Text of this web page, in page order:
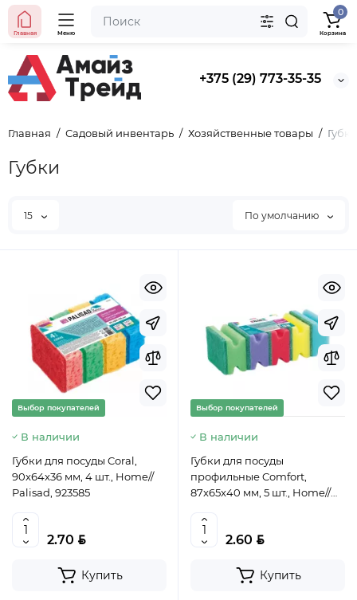
+375 (29) 773-35-35
Главная Меню
0
Корзина
Главная Садовый инвентарь Хозяйственные товары Губки
5.50
Губки
15 По умолчанию
Выбор покупателей
В наличии
Губки для посуды Coral,
90x64x36 мм, 4 шт., Home//
Palisad, 923585
2.70 BYN
Купить
Выбор покупателей
В наличии
Губки для посуды
профильные Comfort,
87x65x40 мм, 5 шт., Home//
2.60 BYN
Купить